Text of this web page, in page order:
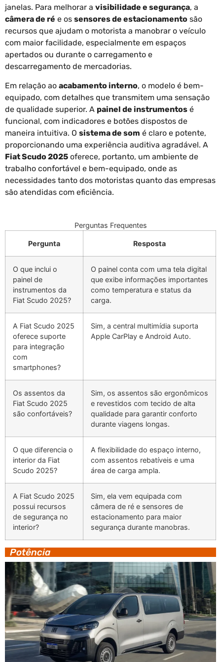
janelas. Para melhorar a visibilidade e segurança, a
câmera de ré e os sensores de estacionamento são
recursos que ajudam o motorista a manobrar o veículo
com maior facilidade, especialmente em espaços
apertados ou durante o carregamento e
descarregamento de mercadorias.
Em relação ao acabamento interno, o modelo é bem-
equipado, com detalhes que transmitem uma sensação
de qualidade superior. A painel de instrumentos é
funcional, com indicadores e botões dispostos de
maneira intuitiva. O sistema de som é claro e potente,
proporcionando uma experiência auditiva agradável. A
Fiat Scudo 2025 oferece, portanto, um ambiente de
trabalho confortável e bem-equipado, onde as
necessidades tanto dos motoristas quanto das empresas
são atendidas com eficiência.
Perguntas Frequentes
Pergunta Resposta
O que inclui o
painel de
instrumentos da
Fiat Scudo 2025?
O painel conta com uma tela digital
que exibe informações importantes
como temperatura e status da
carga.
A Fiat Scudo 2025
oferece suporte
para integração
com
smartphones?
Sim, a central multimídia suporta
Apple CarPlay e Android Auto.
Os assentos da
Fiat Scudo 2025
são confortáveis?
Sim, os assentos são ergonômicos
e revestidos com tecido de alta
qualidade para garantir conforto
durante viagens longas.
O que diferencia o
interior da Fiat
Scudo 2025?
A flexibilidade do espaço interno,
com assentos rebatíveis e uma
área de carga ampla.
A Fiat Scudo 2025
possui recursos
de segurança no
interior?
Sim, ela vem equipada com
câmera de ré e sensores de
estacionamento para maior
segurança durante manobras.
Potência